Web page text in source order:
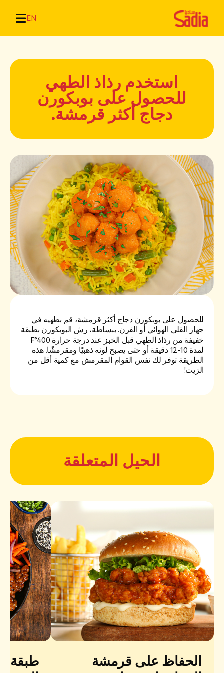
EN
استخدم رذاذ الطهي
للحصول على بوبكورن
دجاج أكثر قرمشة.
للحصول على بوبكورن دجاج أكثر قرمشة، قم بطهيه في
جهاز القلي الهوائي أو الفرن. ببساطة، رش البوبكورن بطبقة
خفيفة من رذاذ الطهي قبل الخبز عند درجة حرارة 400°F
لمدة 10-12 دقيقة أو حتى يصبح لونه ذهبيًا ومقرمشًا. هذه
الطريقة توفر لك نفس القوام المقرمش مع كمية أقل من
الزيت!
الحيل المتعلقة
الحفاظ على قرمشة
طبقة